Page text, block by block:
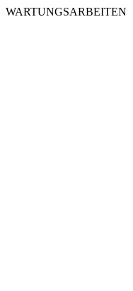
WARTUNGSARBEITEN